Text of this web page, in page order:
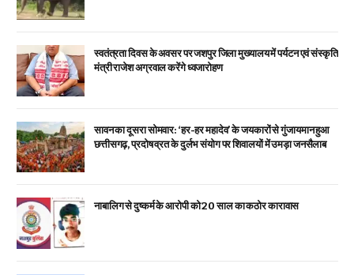
स्वतंत्रता दिवस के अवसर पर जशपुर जिला मुख्यालय में पर्यटन एवं संस्कृति
मंत्री राजेश अग्रवाल करेंगे ध्वजारोहण
सावन का दूसरा सोमवार: ‘हर-हर महादेव’ के जयकारों से गुंजायमान हुआ
छत्तीसगढ़, प्रदोष व्रत के दुर्लभ संयोग पर शिवालयों में उमड़ा जनसैलाब
नाबालिग से दुष्कर्म के आरोपी को 20 साल का कठोर कारावास